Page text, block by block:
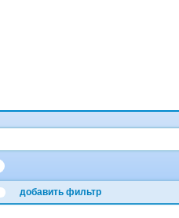
добавить фильтр